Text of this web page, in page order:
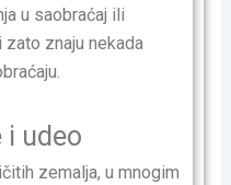
u saobraćaj ili
znaju nekada
i udeo
zemalja, u mnogim